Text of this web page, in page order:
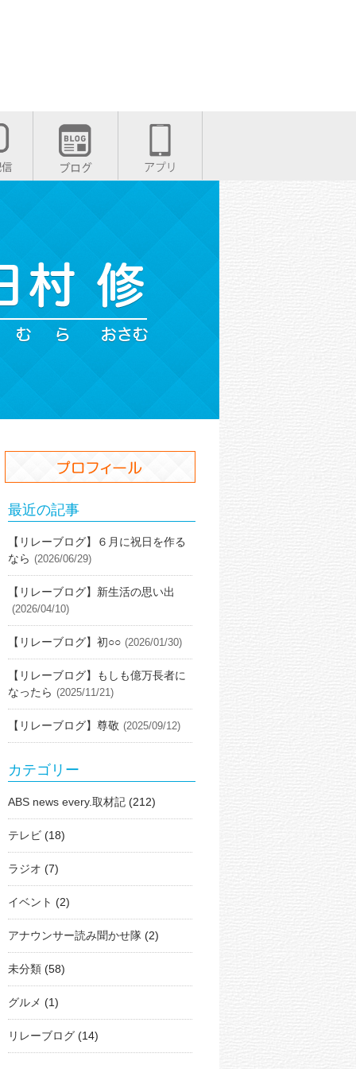
最近の記事
【リレーブログ】６月に祝日を作る
なら (2026/06/29)
【リレーブログ】新生活の思い出
(2026/04/10)
【リレーブログ】初○○ (2026/01/30)
【リレーブログ】もしも億万長者に
なったら (2025/11/21)
【リレーブログ】尊敬 (2025/09/12)
カテゴリー
ABS news every.取材記 (212)
テレビ (18)
ラジオ (7)
イベント (2)
アナウンサー読み聞かせ隊 (2)
未分類 (58)
グルメ (1)
リレーブログ (14)